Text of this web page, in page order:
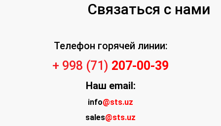
Связаться с нами
Телефон горячей линии:
+ 998 (71) 207-00-39
Наш email:
info@sts.uz
sales@sts.uz